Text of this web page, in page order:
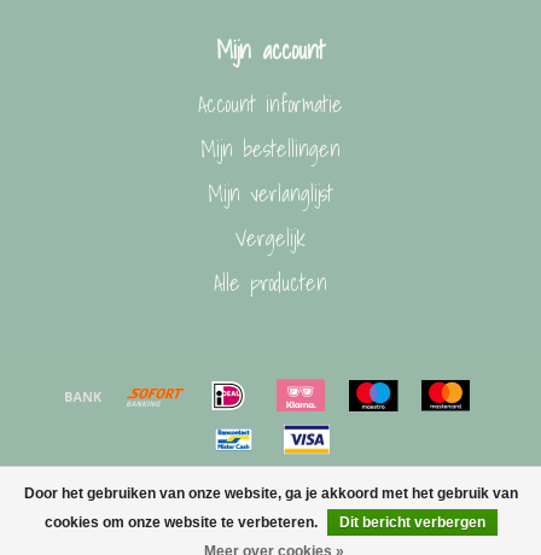
Door het gebruiken van onze website, ga je akkoord met het gebruik van
cookies om onze website te verbeteren.
Dit bericht verbergen
Meer over cookies »
Mijn account
Account informatie
Mijn bestellingen
Mijn verlanglijst
Vergelijk
Alle producten
© Copyright 2026 Esel & Elg